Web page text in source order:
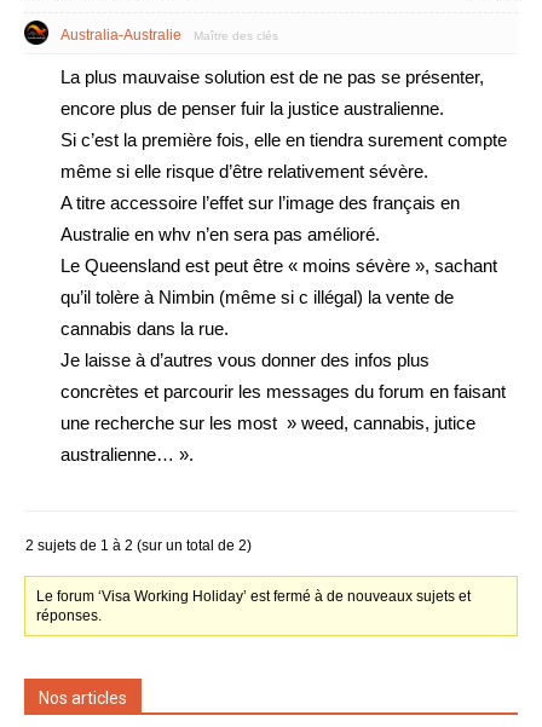
Australia-Australie Maître des clés
La plus mauvaise solution est de ne pas se présenter,
encore plus de penser fuir la justice australienne.
Si c’est la première fois, elle en tiendra surement compte
même si elle risque d’être relativement sévère.
A titre accessoire l’effet sur l’image des français en
Australie en whv n’en sera pas amélioré.
Le Queensland est peut être « moins sévère », sachant
qu’il tolère à Nimbin (même si c illégal) la vente de
cannabis dans la rue.
Je laisse à d’autres vous donner des infos plus
concrètes et parcourir les messages du forum en faisant
une recherche sur les most » weed, cannabis, jutice
australienne… ».
2 sujets de 1 à 2 (sur un total de 2)
Le forum ‘Visa Working Holiday’ est fermé à de nouveaux sujets et
réponses.
Nos articles